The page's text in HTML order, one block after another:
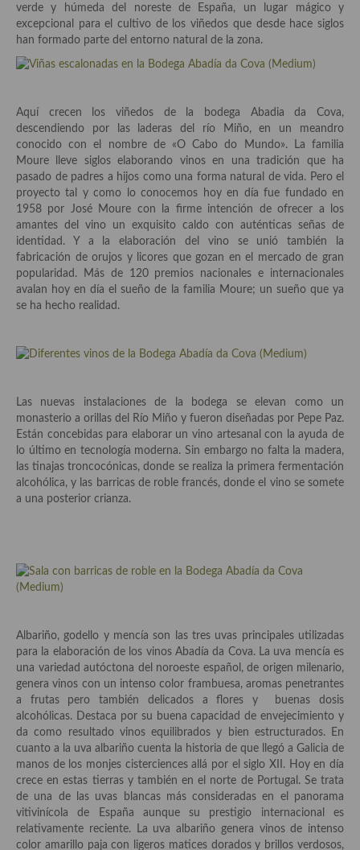
Adobos
Bocadillos, hamburguesas, sándwich, emparedados, tostas y
demás
Entrantes y primeros platos
Ensaladas
Entrantes
Gazpachos, salmorejos, sopas y cremas frías
Quínoa
Arroces Y fideuás
Cuscús
Huevos
Masas elaboradas con harina, pizzas, quiches y demás
Carne
Postres y dulces
Postres con frutas
Quesos, recetas
Salazones y encurtidos
Recetas Especiales
Recetas de Cuaresma
Recetas maridadas con los mejores AOVES
verde y húmeda del noreste de España, un lugar mágico y
excepcional para el cultivo de los viñedos que desde hace siglos
han formado parte del entorno natural de la zona.
Aquí crecen los viñedos de la bodega Abadia da Cova,
descendiendo por las laderas del río Miño, en un meandro
conocido con el nombre de «O Cabo do Mundo». La familia
Moure lleve siglos elaborando vinos en una tradición que ha
pasado de padres a hijos como una forma natural de vida. Pero el
proyecto tal y como lo conocemos hoy en día fue fundado en
1958 por José Moure con la firme intención de ofrecer a los
amantes del vino un exquisito caldo con auténticas señas de
identidad. Y a la elaboración del vino se unió también la
fabricación de orujos y licores que gozan en el mercado de gran
popularidad. Más de 120 premios nacionales e internacionales
avalan hoy en día el sueño de la familia Moure; un sueño que ya
se ha hecho realidad.
Las nuevas instalaciones de la bodega se elevan como un
monasterio a orillas del Río Miño y fueron diseñadas por Pepe Paz.
Están concebidas para elaborar un vino artesanal con la ayuda de
lo último en tecnología moderna. Sin embargo no falta la madera,
las tinajas troncocónicas, donde se realiza la primera fermentación
alcohólica, y las barricas de roble francés, donde el vino se somete
a una posterior crianza.
Albariño, godello y mencía son las tres uvas principales utilizadas
para la elaboración de los vinos Abadía da Cova. La uva mencía es
una variedad autóctona del noroeste español, de origen milenario,
genera vinos con un intenso color frambuesa, aromas penetrantes
a frutas pero también delicados a flores y buenas dosis
alcohólicas. Destaca por su buena capacidad de envejecimiento y
da como resultado vinos equilibrados y bien estructurados. En
cuanto a la uva albariño cuenta la historia de que llegó a Galicia de
manos de los monjes cisterciences allá por el siglo XII. Hoy en día
crece en estas tierras y también en el norte de Portugal. Se trata
de una de las uvas blancas más consideradas en el panorama
vitivinícola de España aunque su prestigio internacional es
relativamente reciente. La uva albariño genera vinos de intenso
color amarillo paja con ligeros matices dorados y brillos verdosos,